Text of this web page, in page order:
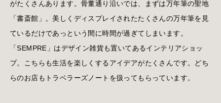
がたくさんあります。骨董通り沿いでは、まずは万年筆の聖地
「書斎館」。美しくディスプレイされたたくさんの万年筆を見
ているだけであっという間に時間が過ぎてしまいます。
「SEMPRE」はデザイン雑貨も置いてあるインテリアショッ
プ。こちらも生活を楽しくするアイデアがたくさんです。どち
らのお店もトラベラーズノートを扱ってもらっています。